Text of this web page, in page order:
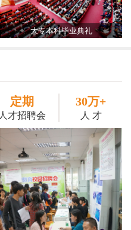
大专本科毕业典礼
定期
人才招聘会
30万+
人 才